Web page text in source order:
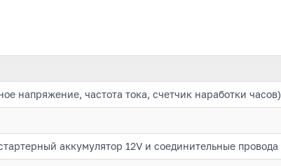
напряжение, частота тока, счетчик наработки часов)
аккумулятор 12V и соединительные провода